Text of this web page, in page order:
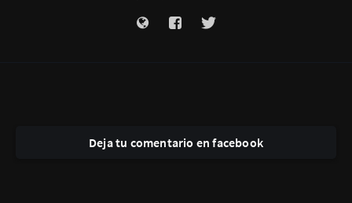
Deja tu comentario en facebook